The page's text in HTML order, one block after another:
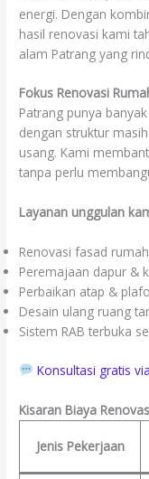
energi. Dengan
hasil renovasi kami
alam Patrang yang
Fokus Renovasi
Patrang punya
dengan struktur
usang. Kami
tanpa perlu
Layanan unggulan
Renovasi fasad
Peremajaan dapur &
Perbaikan atap &
Desain ulang ruang
Sistem RAB terbuka
Konsultasi gratis
Kisaran Biaya
Jenis Pekerjaan